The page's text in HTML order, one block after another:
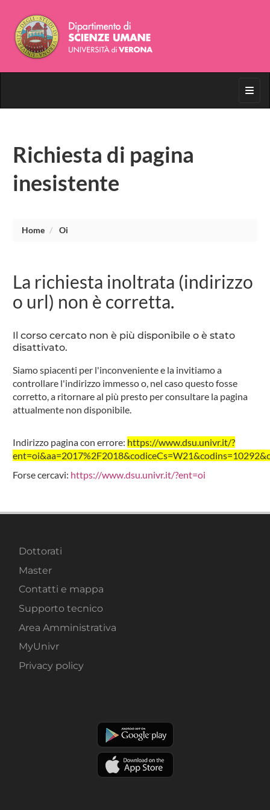
Richiesta di pagina
inesistente
Home Oi
La richiesta inoltrata (indirizzo
o url) non è corretta.
Il corso cercato non è più disponibile o è stato
disattivato.
Siamo spiacenti per l'inconveniente e la invitiamo a
controllare l'indirizzo immesso o, nel caso questo fosse
corretto, a ritornare al più presto per consultare la pagina
attualmente non disponibile.
Indirizzo pagina con errore: https://www.dsu.univr.it/?
Forse cercavi: https://www.dsu.univr.it/?ent=oi
Dottorati
Master
Contatti e mappa
Supporto tecnico
Area Amministrativa
MyUnivr
Privacy policy